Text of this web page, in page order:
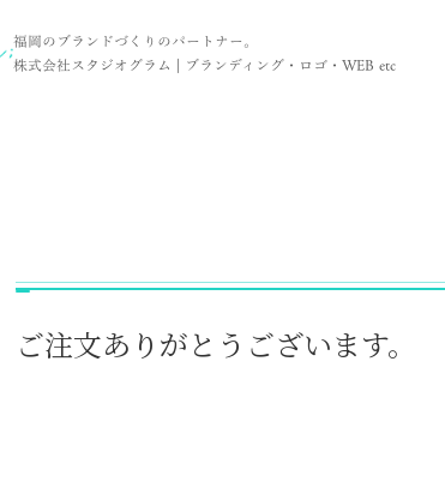
福岡のブランドづくりのパートナー。
株式会社スタジオグラム | ブランディング・ロゴ・WEB etc
ご注文ありがとうございます。